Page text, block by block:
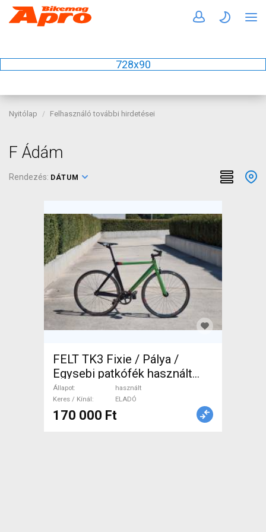
728x90
Nyitólap Felhasználó további hirdetései
F Ádám
Rendezés: DÁTUM
FELT TK3 Fixie / Pálya /
Egysebi patkófék használt
ELADÓ
Állapot
használt
Keres / Kínál
ELADÓ
170 000 Ft